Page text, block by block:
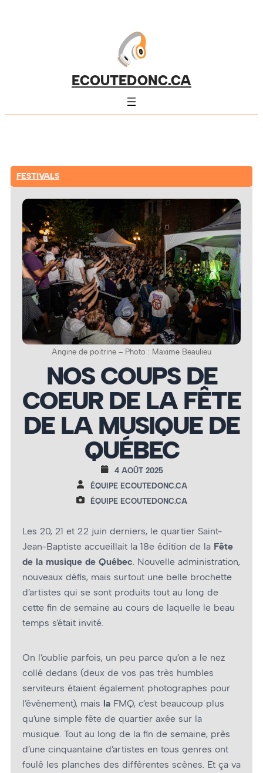
ECOUTEDONC.CA
FESTIVALS
Angine de poitrine – Photo : Maxime Beaulieu
NOS COUPS DE
COEUR DE LA FÊTE
DE LA MUSIQUE DE
QUÉBEC
4 AOÛT 2025
ÉQUIPE ECOUTEDONC.CA
ÉQUIPE ECOUTEDONC.CA
Les 20, 21 et 22 juin derniers, le quartier Saint-
Jean-Baptiste accueillait la 18e édition de la Fête
de la musique de Québec. Nouvelle administration,
nouveaux défis, mais surtout une belle brochette
d’artistes qui se sont produits tout au long de
cette fin de semaine au cours de laquelle le beau
temps s’était invité.
On l’oublie parfois, un peu parce qu’on a le nez
collé dedans (deux de vos pas très humbles
serviteurs étaient également photographes pour
l’événement), mais la FMQ, c’est beaucoup plus
qu’une simple fête de quartier axée sur la
musique. Tout au long de la fin de semaine, près
d’une cinquantaine d’artistes en tous genres ont
foulé les planches des différentes scènes. Et ça va